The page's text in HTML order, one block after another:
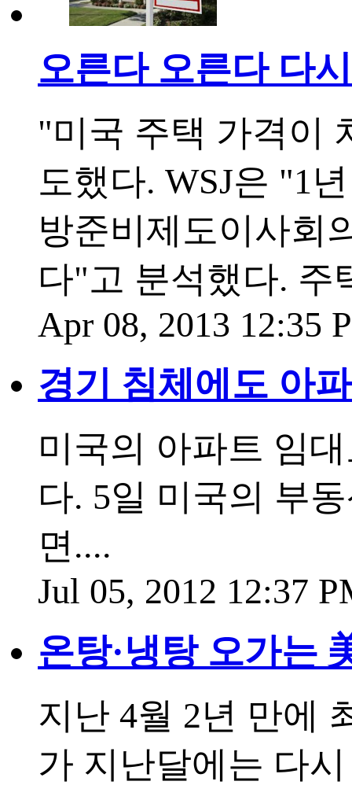
오른다 오른다 다
"미국 주택 가격이
도했다. WSJ은 "1
방준비제도이사회
다"고 분석했다.
Apr 08, 2013 12:35
경기 침체에도 아
미국의 아파트 임
다. 5일 미국의 부
면....
Jul 05, 2012 12:37
온탕·냉탕 오가는
지난 4월 2년 만에
가 지난달에는 다